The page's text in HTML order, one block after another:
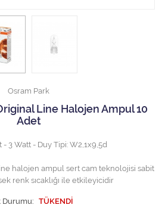
Osram Park
Line Halojen Ampul 10
Adet
- 3 Watt - Duy Tipi: W2,1x9,5d
halojen ampul sert cam teknolojisi sabit
renk sıcaklığı ile etkileyicidir
Durumu: TÜKENDİ